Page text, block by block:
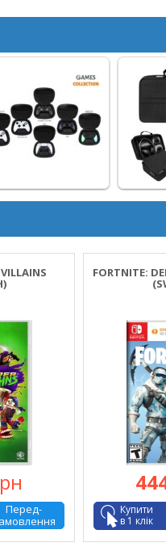
Перед-
FORTNITE:
Купити
в 1 клік